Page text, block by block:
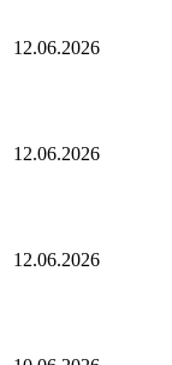
12.06.2026
12.06.2026
12.06.2026